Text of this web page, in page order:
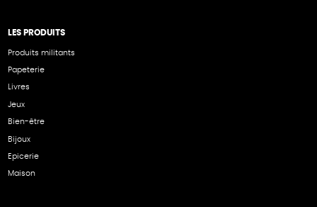
LES PRODUITS
Produits militants
Papeterie
Livres
Jeux
Bien-être
Bijoux
Epicerie
Maison